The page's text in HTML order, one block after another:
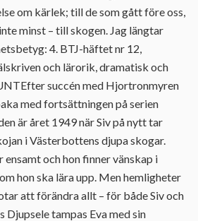
om kärlek; till de som gått före oss,
minst – till skogen. Jag längtar
4. BTJ-häftet nr 12,
och lärorik, dramatisk och
succén med Hjortronmyren
med fortsättningen på serien
är året 1949 när Siv på nytt tar
i Västerbottens djupa skogar.
ensamt och hon finner vänskap i
hon ska lära upp. Men hemligheter
att förändra allt – för både Siv och
Djupsele tampas Eva med sin